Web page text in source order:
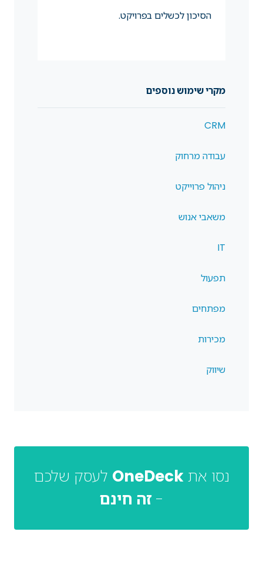
הסיכון לכשלים בפרויקט.
מקרי שימוש נוספים
CRM
עבודה מרחוק
ניהול פרוייקט
משאבי אנוש
IT
תפעול
מפתחים
מכירות
שיווק
נסו אתOneDeck לעסק שלכם
-זה חינם